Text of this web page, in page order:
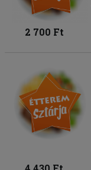
2 700 Ft